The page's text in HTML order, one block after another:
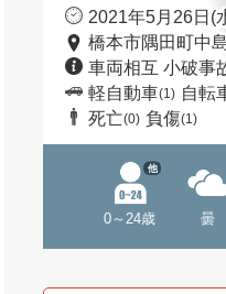
2021年5月26日(
橋本市隅田町中
車両相互 小破事
軽自動車(1) 自転
死亡(0) 負傷(1)
0～24歳
他
曇